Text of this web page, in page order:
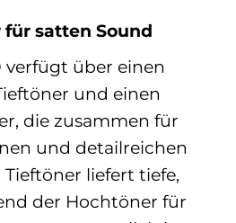
satten Sound
verfügt über einen
und einen
die zusammen für
und detailreichen
liefert tiefe,
der Hochtöner für